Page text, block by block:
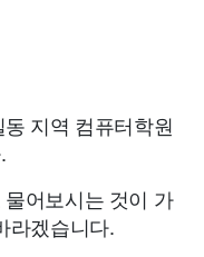
지역 컴퓨터학원
어보시는 것이 가
라겠습니다.